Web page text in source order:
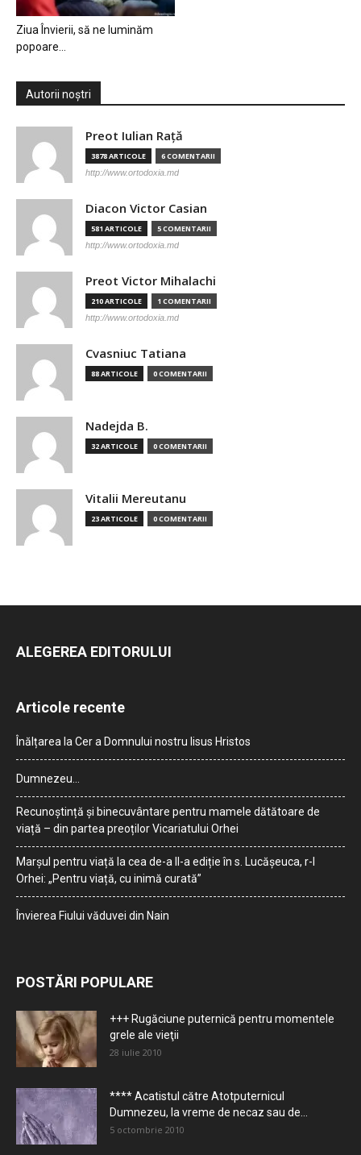
Ziua Învierii, să ne luminăm
popoare…
Autorii noștri
Preot Iulian Raţă
3878 ARTICOLE 6 COMENTARII
http://www.ortodoxia.md
Diacon Victor Casian
581 ARTICOLE 5 COMENTARII
http://www.ortodoxia.md
Preot Victor Mihalachi
210 ARTICOLE 1 COMENTARII
http://www.ortodoxia.md
Cvasniuc Tatiana
88 ARTICOLE 0 COMENTARII
Nadejda B.
32 ARTICOLE 0 COMENTARII
Vitalii Mereutanu
23 ARTICOLE 0 COMENTARII
ALEGEREA EDITORULUI
Articole recente
Înălțarea la Cer a Domnului nostru Iisus Hristos
Dumnezeu…
Recunoștință și binecuvântare pentru mamele dătătoare de
viață – din partea preoților Vicariatului Orhei
Marșul pentru viață la cea de-a II-a ediție în s. Lucășeuca, r-l
Orhei: „Pentru viață, cu inimă curată”
Învierea Fiului văduvei din Nain
POSTĂRI POPULARE
+++ Rugăciune puternică pentru momentele
grele ale vieţii
28 iulie 2010
**** Acatistul către Atotputernicul
Dumnezeu, la vreme de necaz sau de...
5 octombrie 2010